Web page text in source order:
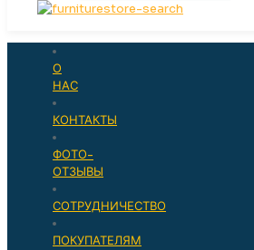
О
НАС
КОНТАКТЫ
ФОТО-
ОТЗЫВЫ
СОТРУДНИЧЕСТВО
ПОКУПАТЕЛЯМ